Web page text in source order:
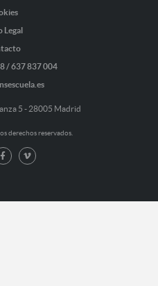
Legal
/ 637 837 004
5 - 28005 Madrid
derechos reservados.